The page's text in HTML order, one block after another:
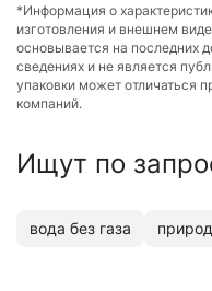
*Информация о
изготовления и внешнем
основывается на последних
сведениях и не является
упаковки может отличаться
компаний.
Ищут по
вода без газа